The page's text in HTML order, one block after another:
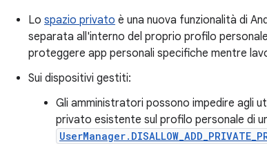
Lo spazio privato è una nuova funzionalità di
separata all'interno del proprio profilo
proteggere app personali specifiche mentre
Sui dispositivi gestiti:
Gli amministratori possono impedire agli
privato esistente sul profilo personale di